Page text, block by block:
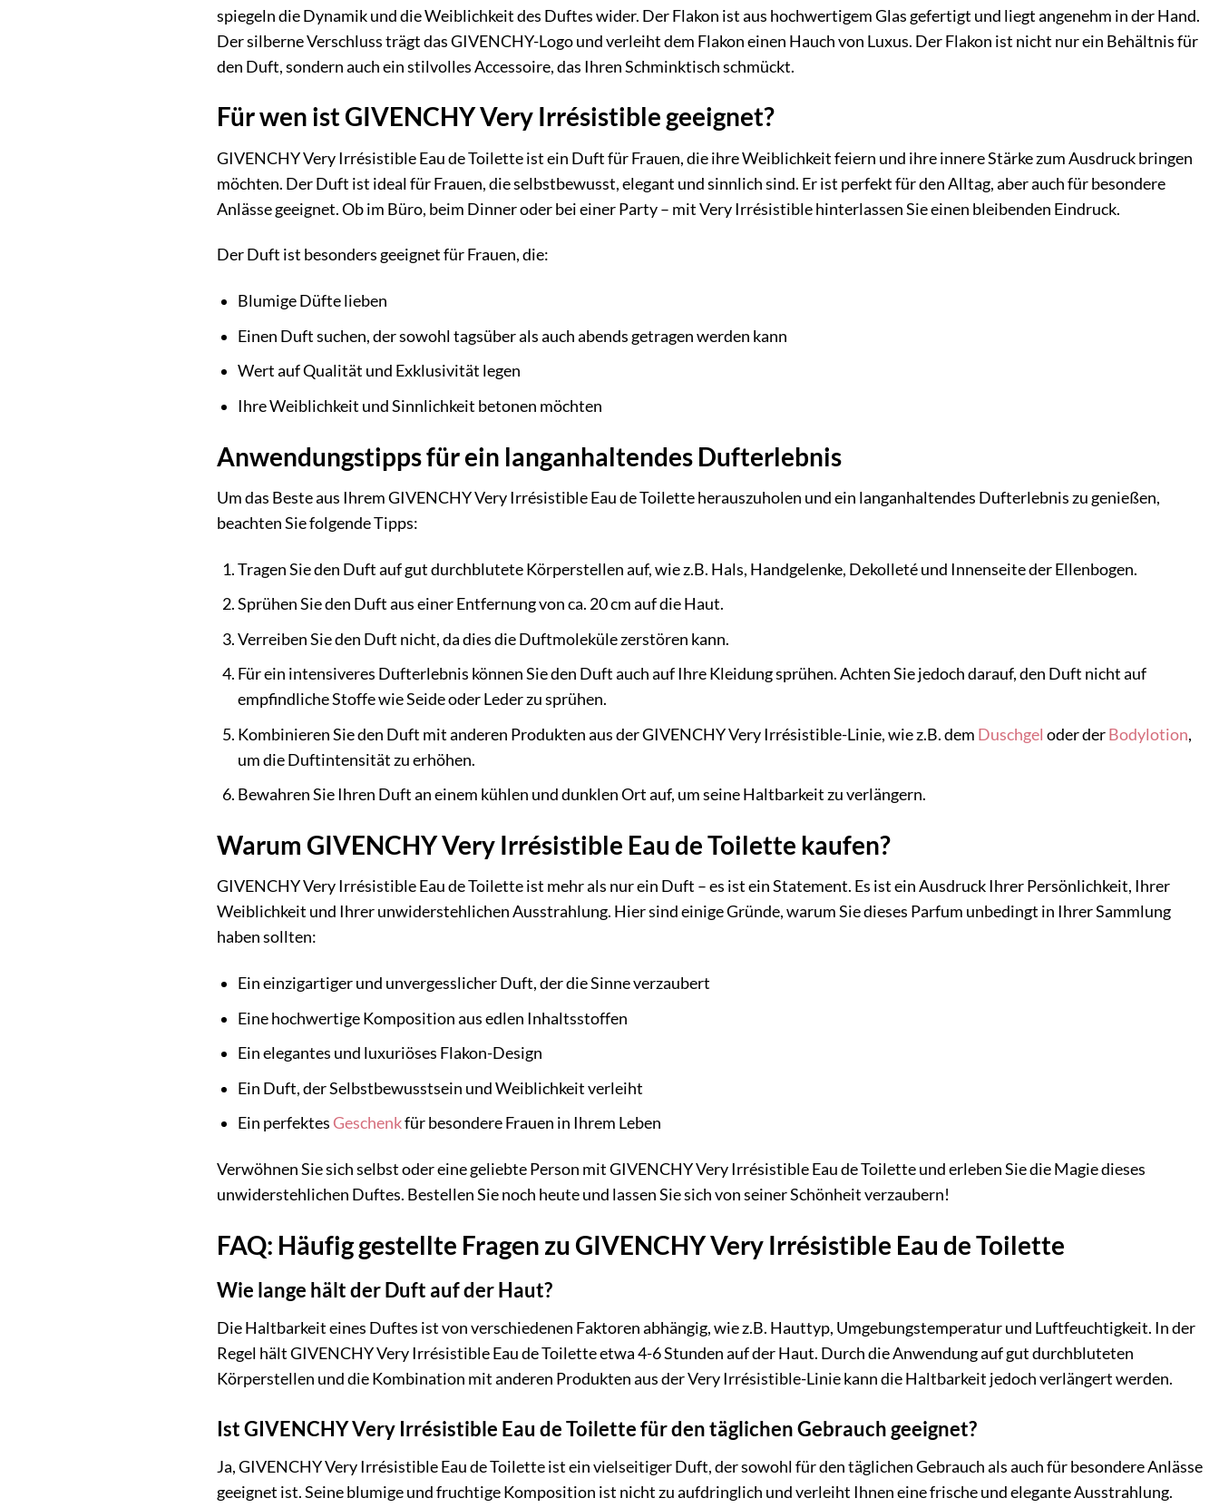
spiegeln die Dynamik und die Weiblichkeit des Duftes wider. Der Flakon ist aus hochwertigem Glas gefertigt und liegt angenehm in der Hand.
Der silberne Verschluss trägt das GIVENCHY-Logo und verleiht dem Flakon einen Hauch von Luxus. Der Flakon ist nicht nur ein Behältnis für
den Duft, sondern auch ein stilvolles Accessoire, das Ihren Schminktisch schmückt.
Für wen ist GIVENCHY Very Irrésistible geeignet?
GIVENCHY Very Irrésistible Eau de Toilette ist ein Duft für Frauen, die ihre Weiblichkeit feiern und ihre innere Stärke zum Ausdruck bringen
möchten. Der Duft ist ideal für Frauen, die selbstbewusst, elegant und sinnlich sind. Er ist perfekt für den Alltag, aber auch für besondere
Anlässe geeignet. Ob im Büro, beim Dinner oder bei einer Party – mit Very Irrésistible hinterlassen Sie einen bleibenden Eindruck.
Der Duft ist besonders geeignet für Frauen, die:
Blumige Düfte lieben
Einen Duft suchen, der sowohl tagsüber als auch abends getragen werden kann
Wert auf Qualität und Exklusivität legen
Ihre Weiblichkeit und Sinnlichkeit betonen möchten
Anwendungstipps für ein langanhaltendes Dufterlebnis
Um das Beste aus Ihrem GIVENCHY Very Irrésistible Eau de Toilette herauszuholen und ein langanhaltendes Dufterlebnis zu genießen,
beachten Sie folgende Tipps:
Tragen Sie den Duft auf gut durchblutete Körperstellen auf, wie z.B. Hals, Handgelenke, Dekolleté und Innenseite der Ellenbogen.
Sprühen Sie den Duft aus einer Entfernung von ca. 20 cm auf die Haut.
Verreiben Sie den Duft nicht, da dies die Duftmoleküle zerstören kann.
Für ein intensiveres Dufterlebnis können Sie den Duft auch auf Ihre Kleidung sprühen. Achten Sie jedoch darauf, den Duft nicht auf
empfindliche Stoffe wie Seide oder Leder zu sprühen.
Kombinieren Sie den Duft mit anderen Produkten aus der GIVENCHY Very Irrésistible-Linie, wie z.B. dem Duschgel oder derBodylotion,
um die Duftintensität zu erhöhen.
Bewahren Sie Ihren Duft an einem kühlen und dunklen Ort auf, um seine Haltbarkeit zu verlängern.
Warum GIVENCHY Very Irrésistible Eau de Toilette kaufen?
GIVENCHY Very Irrésistible Eau de Toilette ist mehr als nur ein Duft – es ist ein Statement. Es ist ein Ausdruck Ihrer Persönlichkeit, Ihrer
Weiblichkeit und Ihrer unwiderstehlichen Ausstrahlung. Hier sind einige Gründe, warum Sie dieses Parfum unbedingt in Ihrer Sammlung
haben sollten:
Ein einzigartiger und unvergesslicher Duft, der die Sinne verzaubert
Eine hochwertige Komposition aus edlen Inhaltsstoffen
Ein elegantes und luxuriöses Flakon-Design
Ein Duft, der Selbstbewusstsein und Weiblichkeit verleiht
Ein perfektesGeschenkfür besondere Frauen in Ihrem Leben
Verwöhnen Sie sich selbst oder eine geliebte Person mit GIVENCHY Very Irrésistible Eau de Toilette und erleben Sie die Magie dieses
unwiderstehlichen Duftes. Bestellen Sie noch heute und lassen Sie sich von seiner Schönheit verzaubern!
FAQ: Häufig gestellte Fragen zu GIVENCHY Very Irrésistible Eau de Toilette
Wie lange hält der Duft auf der Haut?
Die Haltbarkeit eines Duftes ist von verschiedenen Faktoren abhängig, wie z.B. Hauttyp, Umgebungstemperatur und Luftfeuchtigkeit. In der
Regel hält GIVENCHY Very Irrésistible Eau de Toilette etwa 4-6 Stunden auf der Haut. Durch die Anwendung auf gut durchbluteten
Körperstellen und die Kombination mit anderen Produkten aus der Very Irrésistible-Linie kann die Haltbarkeit jedoch verlängert werden.
Ist GIVENCHY Very Irrésistible Eau de Toilette für den täglichen Gebrauch geeignet?
Ja, GIVENCHY Very Irrésistible Eau de Toilette ist ein vielseitiger Duft, der sowohl für den täglichen Gebrauch als auch für besondere Anlässe
geeignet ist. Seine blumige und fruchtige Komposition ist nicht zu aufdringlich und verleiht Ihnen eine frische und elegante Ausstrahlung.